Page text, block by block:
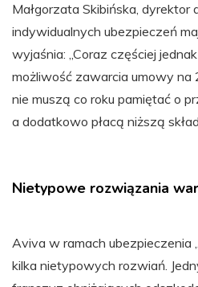
Małgorzata Skibińska, dyrektor
indywidualnych ubezpieczeń
wyjaśnia: „Coraz częściej
możliwość zawarcia umowy na
nie muszą co roku pamiętać o
a dodatkowo płacą niższą
Nietypowe rozwiązania
Aviva w ramach ubezpieczenia
kilka nietypowych rozwiań.